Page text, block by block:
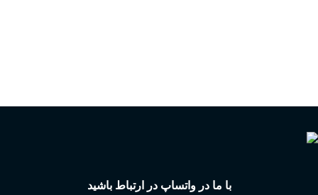
با ما در واتساپ در ارتباط باشید